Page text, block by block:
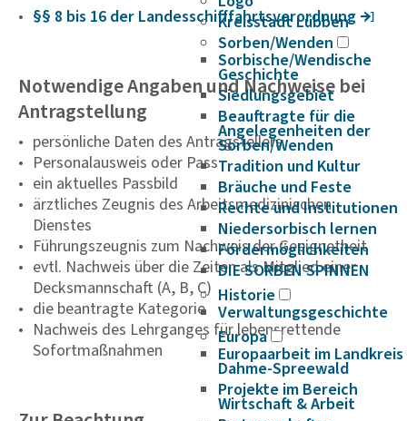
Kreisstadt Lübben
Sorben/Wenden
Sorbische/Wendische
Geschichte
Siedlungsgebiet
Beauftragte für die
Angelegenheiten der
Sorben/Wenden
Tradition und Kultur
Bräuche und Feste
Rechte und Institutionen
Niedersorbisch lernen
Fördermöglichkeiten
DIE SORBEN SPINNEN
Historie
Verwaltungsgeschichte
Europa
Europaarbeit im Landkreis
Dahme-Spreewald
Projekte im Bereich
Wirtschaft & Arbeit
§§ 8 bis 16 der Landes­schiff­fahrts­ver­ord­nung
Notwendige Angaben und Nachweise bei
Antragstellung
persönliche Daten des Antragstellers
Personalausweis oder Pass
ein aktuelles Passbild
ärztliches Zeugnis des Arbeitsmedizinischen
Dienstes
Führungszeugnis zum Nachweis der Geeignetheit
evtl. Nachweis über die Zeiten als Mitglied einer
Decksmannschaft (A, B, C)
die beantragte Kategorie
Nachweis des Lehrganges für lebensrettende
Sofortmaßnahmen